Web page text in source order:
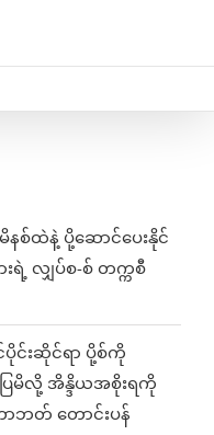
နစ်ထဲနဲ့ ပို့ဆောင်ပေးနိုင်
ရဲ့ လျှပ်စ-စ် တက္ကစီ
းဆိုင်ရာ ပို့စ်ကို
ပြမိလို့ အိန္ဒိယအစိုးရကို
ာဘတ် တောင်းပန်